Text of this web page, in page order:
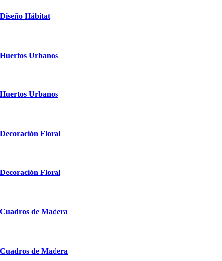
Diseño Hábitat
Huertos Urbanos
Huertos Urbanos
Decoración Floral
Decoración Floral
Cuadros de Madera
Cuadros de Madera